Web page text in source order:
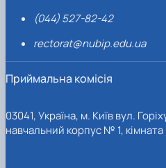
(044) 527-82-42
rectorat@nubip.edu.ua
Приймальна комісія
03041, Україна, м. Київ вул.
навчальний корпус № 1,